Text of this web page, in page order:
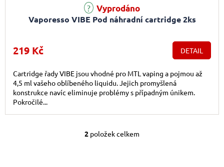
Vaporesso VIBE Pod náhradní cartridge 2ks
Vyprodáno
219 Kč DETAIL
Cartridge řady VIBE jsou vhodné pro MTL vaping a pojmou až
4,5 ml vašeho oblíbeného liquidu. Jejich promyšlená
konstrukce navíc eliminuje problémy s případným únikem.
Pokročilé...
Ovládací prvky
2 položek celkem